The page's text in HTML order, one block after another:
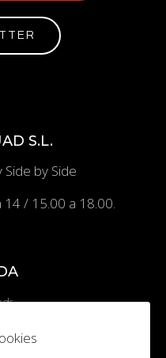
S.L.
Side by Side
/ 15.00 a 18.00.
(UTV)